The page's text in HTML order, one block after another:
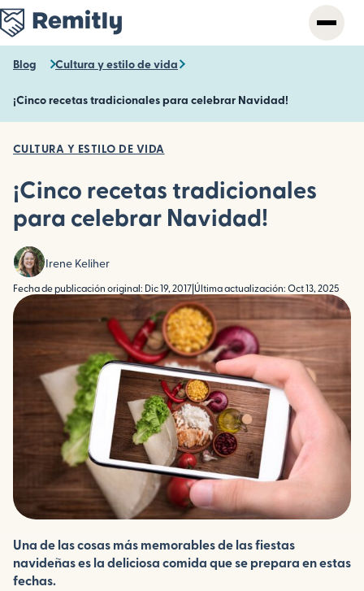
Skip
to
main
content
Blog Cultura y estilo de vida
¡Cinco recetas tradicionales para celebrar Navidad!
CULTURA Y ESTILO DE VIDA
¡Cinco recetas tradicionales
para celebrar Navidad!
Irene Keliher
Fecha de publicación original: Dic 19, 2017 Última actualización: Oct 13, 2025
Una de las cosas más memorables de las fiestas
navideñas es la deliciosa comida que se prepara en estas
fechas.